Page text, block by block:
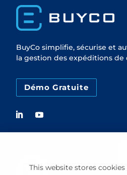
This website stores
BuyCo simplifie, sécurise et
la gestion des expéditions de
Démo Gratuite